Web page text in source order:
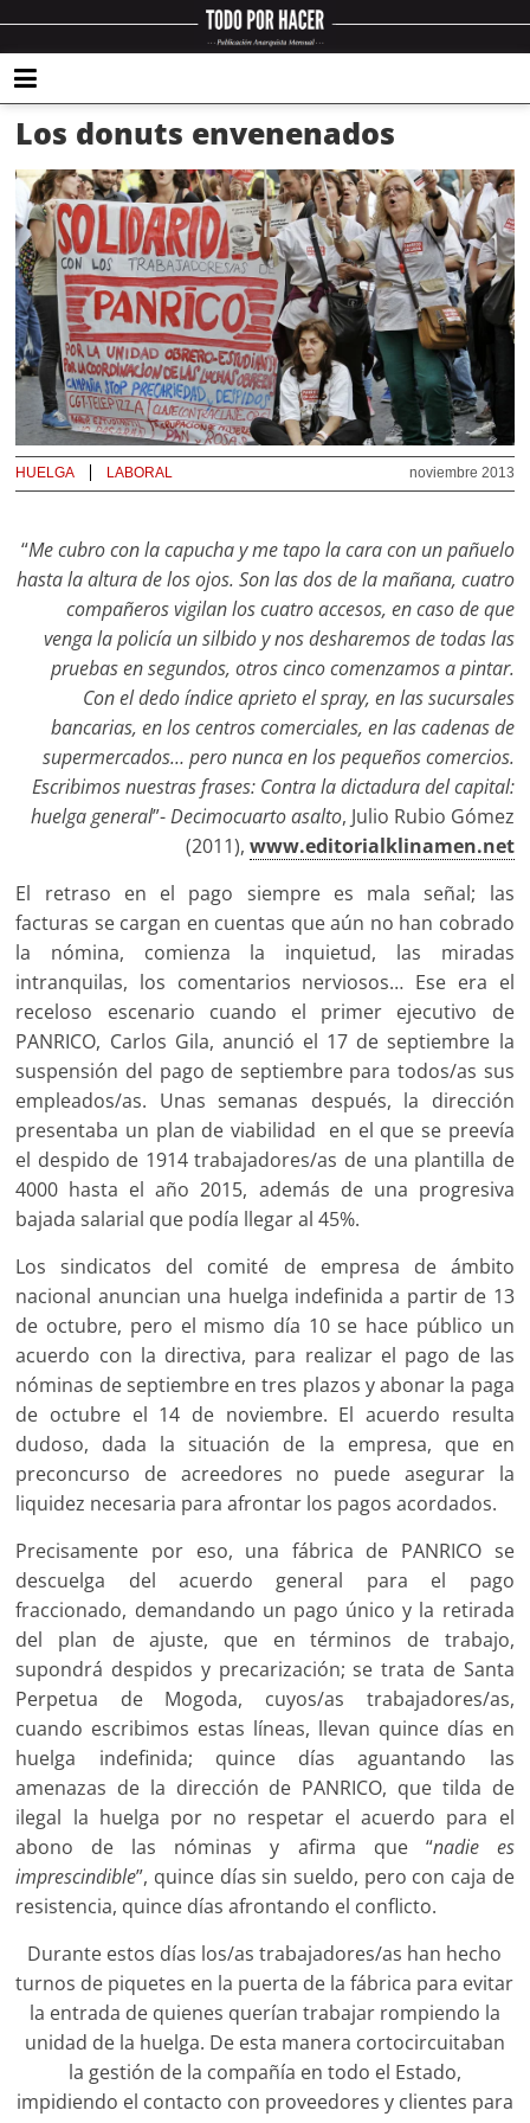
Los donuts envenenados
noviembre 2013
HUELGA LABORAL
“Me cubro con la capucha y me tapo la cara con un pañuelo
hasta la altura de los ojos. Son las dos de la mañana, cuatro
compañeros vigilan los cuatro accesos, en caso de que
venga la policía un silbido y nos desharemos de todas las
pruebas en segundos, otros cinco comenzamos a pintar.
Con el dedo índice aprieto el spray, en las sucursales
bancarias, en los centros comerciales, en las cadenas de
supermercados… pero nunca en los pequeños comercios.
Escribimos nuestras frases: Contra la dictadura del capital:
huelga general”-Decimocuarto asalto, Julio Rubio Gómez
(2011), www.editorialklinamen.net
El retraso en el pago siempre es mala señal; las
facturas se cargan en cuentas que aún no han cobrado
la nómina, comienza la inquietud, las miradas
intranquilas, los comentarios nerviosos… Ese era el
receloso escenario cuando el primer ejecutivo de
PANRICO, Carlos Gila, anunció el 17 de septiembre la
suspensión del pago de septiembre para todos/as sus
empleados/as. Unas semanas después, la dirección
presentaba un plan de viabilidad en el que se preevía
el despido de 1914 trabajadores/as de una plantilla de
4000 hasta el año 2015, además de una progresiva
bajada salarial que podía llegar al 45%.
Los sindicatos del comité de empresa de ámbito
nacional anuncian una huelga indefinida a partir de 13
de octubre, pero el mismo día 10 se hace público un
acuerdo con la directiva, para realizar el pago de las
nóminas de septiembre en tres plazos y abonar la paga
de octubre el 14 de noviembre. El acuerdo resulta
dudoso, dada la situación de la empresa, que en
preconcurso de acreedores no puede asegurar la
liquidez necesaria para afrontar los pagos acordados.
Precisamente por eso, una fábrica de PANRICO se
descuelga del acuerdo general para el pago
fraccionado, demandando un pago único y la retirada
del plan de ajuste, que en términos de trabajo,
supondrá despidos y precarización; se trata de Santa
Perpetua de Mogoda, cuyos/as trabajadores/as,
cuando escribimos estas líneas, llevan quince días en
huelga indefinida; quince días aguantando las
amenazas de la dirección de PANRICO, que tilda de
ilegal la huelga por no respetar el acuerdo para el
abono de las nóminas y afirma que “nadie es
imprescindible”, quince días sin sueldo, pero con caja de
resistencia, quince días afrontando el conflicto.
Durante estos días los/as trabajadores/as han hecho
turnos de piquetes en la puerta de la fábrica para evitar
la entrada de quienes querían trabajar rompiendo la
unidad de la huelga. De esta manera cortocircuitaban
la gestión de la compañía en todo el Estado,
impidiendo el contacto con proveedores y clientes para